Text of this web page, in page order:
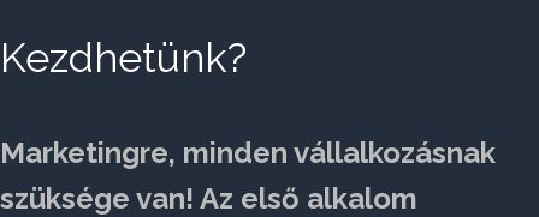
Kezdhetünk?
Marketingre, minden vállalkozásnak
szüksége van! Az első alkalom